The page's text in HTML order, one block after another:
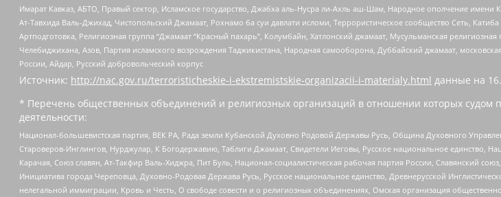
Имарат Кавказ, АБТО, Правый сектор, Исламское государство, Джабха аль-Нусра ли-Ахль аш-Шам, Народное ополчение
Ат-Тавхида Валь-Джихад, Чистопольский Джамаат, Рохнамо ба суи давлати исломи, Террористическое сообщество Сеть,
Артподготовка, Религиозная группа “Джамаат “Красный пахарь”, Колумбайн, Хатлонский джамаат, Мусульманская
Челебиджихана, Азов, Партия исламского возрождения Таджикистана, Народная самооборона, Дуббайский джамаат,
России, Айдар, Русский добровольческий корпус
Источник: http://nac.gov.ru/terroristicheskie-i-ekstremistskie-organizacii-i-materialy.html данные на
* Перечень общественных объединений и религиозных организаций в отношении которых судом
деятельности:
Национал-большевистская партия, ВЕК РА, Рада земли Кубанской Духовно Родовой Державы Русь, Община Духовного
Староверов-Инглингов, Нурджулар, К Богодержавию, Таблиги Джамаат, Свидетели Иеговы, Русское национальное единство,
Карачая, Союз славян, Ат-Такфир Валь-Хиджра, Пит Буль, Национал-социалистическая рабочая партия России, Славянский
Инициатива города Череповца, Духовно-Родовая Держава Русь, Русское национальное единство, Древнерусской
нелегальной иммиграции, Кровь и Честь, О свободе совести и о религиозных объединениях, Омская организация